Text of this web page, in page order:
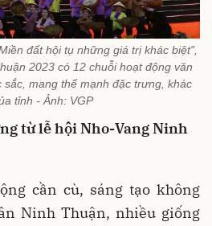
đất hội tụ những giá trị khác biệt",
2023 có 12 chuỗi hoạt động văn
sắc, mang thế mạnh đặc trưng, khác
tỉnh - Ảnh: VGP
từ lễ hội Nho-Vang Ninh
cần cù, sáng tạo không
Ninh Thuận, nhiều giống